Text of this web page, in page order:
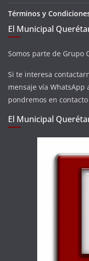
Términos y
El Municipal
Somos parte de Grupo
Si te interesa
mensaje vía WhatsApp
pondremos en contacto
El Municipal